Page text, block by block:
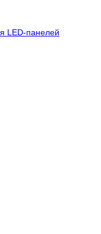
LED-панелей